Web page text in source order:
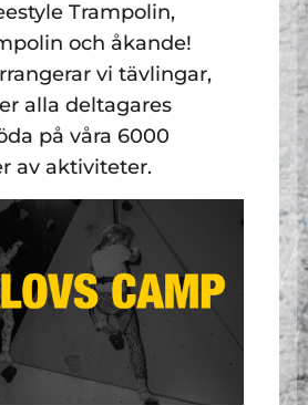
Trampolin,
och åkande!
vi tävlingar,
alla deltagares
på våra 6000
av aktiviteter.